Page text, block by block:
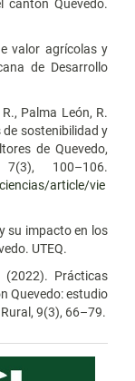
cantón Quevedo.
valor agrícolas y
de Desarrollo
Palma León, R.
de sostenibilidad y
de Quevedo,
100–106.
article/vie
su impacto en los
UTEQ.
(2022). Prácticas
Quevedo: estudio
9(3), 66–79.